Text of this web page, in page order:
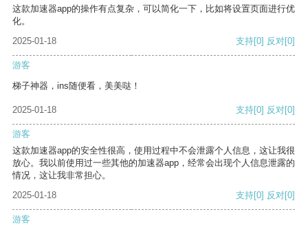
这款加速器app的操作有点复杂，可以简化一下，比如将设置页面进行优
化。
2025-01-18
支持[0] 反对[0]
游客
梯子神器，ins随便看，美美哒！
2025-01-18 支持[0] 反对[0]
游客
这款加速器app的安全性很高，使用过程中不会泄露个人信息，这让我很
放心。我以前使用过一些其他的加速器app，经常会出现个人信息泄露的
情况，这让我非常担心。
2025-01-18
支持[0] 反对[0]
游客